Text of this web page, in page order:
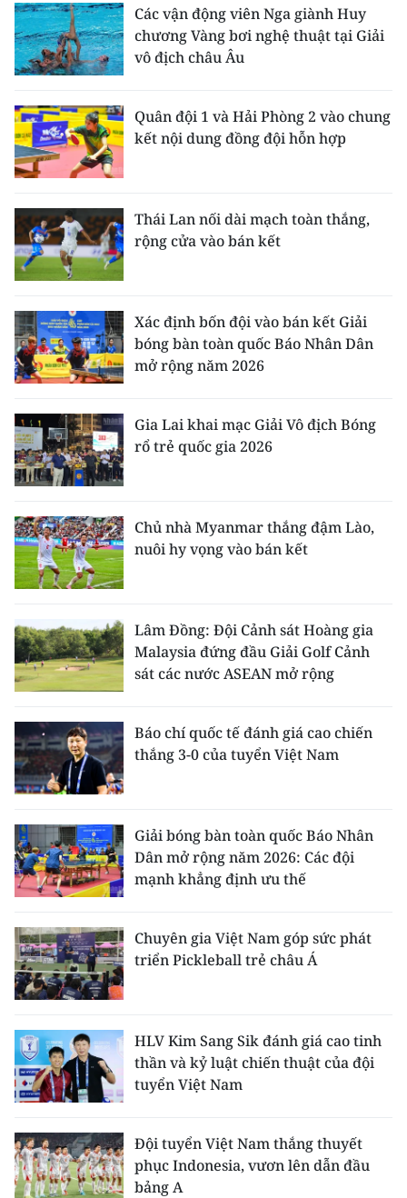
Các vận động viên Nga giành Huy
chương Vàng bơi nghệ thuật tại Giải
vô địch châu Âu
Quân đội 1 và Hải Phòng 2 vào chung
kết nội dung đồng đội hỗn hợp
Thái Lan nối dài mạch toàn thắng,
rộng cửa vào bán kết
Xác định bốn đội vào bán kết Giải
bóng bàn toàn quốc Báo Nhân Dân
mở rộng năm 2026
Gia Lai khai mạc Giải Vô địch Bóng
rổ trẻ quốc gia 2026
Chủ nhà Myanmar thắng đậm Lào,
nuôi hy vọng vào bán kết
Lâm Đồng: Đội Cảnh sát Hoàng gia
Malaysia đứng đầu Giải Golf Cảnh
sát các nước ASEAN mở rộng
Báo chí quốc tế đánh giá cao chiến
thắng 3-0 của tuyển Việt Nam
Giải bóng bàn toàn quốc Báo Nhân
Dân mở rộng năm 2026: Các đội
mạnh khẳng định ưu thế
Chuyên gia Việt Nam góp sức phát
triển Pickleball trẻ châu Á
HLV Kim Sang Sik đánh giá cao tinh
thần và kỷ luật chiến thuật của đội
tuyển Việt Nam
Đội tuyển Việt Nam thắng thuyết
phục Indonesia, vươn lên dẫn đầu
bảng A